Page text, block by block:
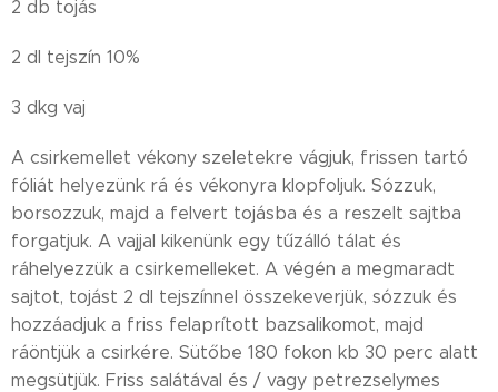
2 db tojás
2 dl tejszín 10%
3 dkg vaj
A csirkemellet vékony szeletekre vágjuk, frissen tartó
fóliát helyezünk rá és vékonyra klopfoljuk. Sózzuk,
borsozzuk, majd a felvert tojásba és a reszelt sajtba
forgatjuk. A vajjal kikenünk egy tűzálló tálat és
ráhelyezzük a csirkemelleket. A végén a megmaradt
sajtot, tojást 2 dl tejszínnel összekeverjük, sózzuk és
hozzáadjuk a friss felaprított bazsalikomot, majd
ráöntjük a csirkére. Sütőbe 180 fokon kb 30 perc alatt
megsütjük. Friss salátával és / vagy petrezselymes